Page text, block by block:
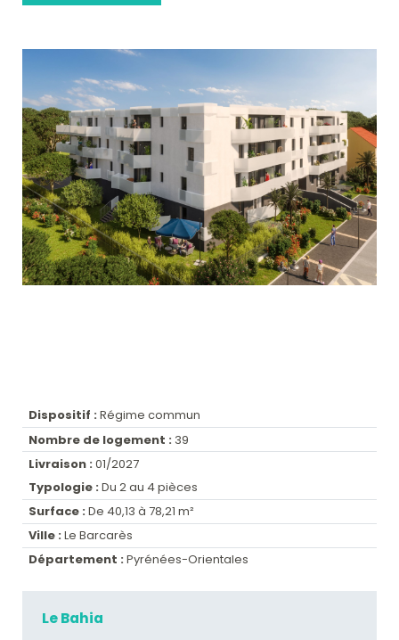
Dispositif : Régime commun
Nombre de logement : 39
Livraison : 01/2027
Typologie : Du 2 au 4 pièces
Surface : De 40,13 à 78,21 m²
Ville : Le Barcarès
Département : Pyrénées-Orientales
Le Bahia